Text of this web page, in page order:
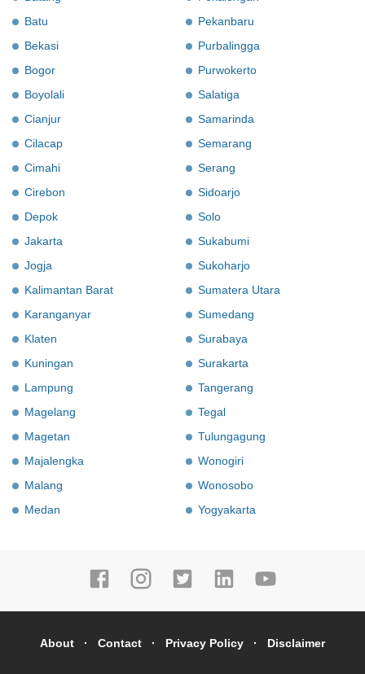
Batu
Bekasi
Bogor
Boyolali
Cianjur
Cilacap
Cimahi
Cirebon
Depok
Jakarta
Jogja
Kalimantan Barat
Karanganyar
Klaten
Kuningan
Lampung
Magelang
Magetan
Majalengka
Malang
Medan
Pekanbaru
Purbalingga
Purwokerto
Salatiga
Samarinda
Semarang
Serang
Sidoarjo
Solo
Sukabumi
Sukoharjo
Sumatera Utara
Sumedang
Surabaya
Surakarta
Tangerang
Tegal
Tulungagung
Wonogiri
Wonosobo
Yogyakarta
About Contact Privacy Policy Disclaimer